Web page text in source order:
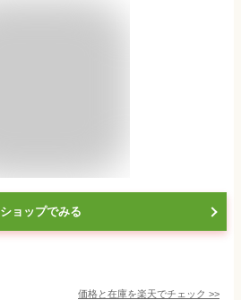
ショップでみる
価格と在庫を楽天でチェック >>